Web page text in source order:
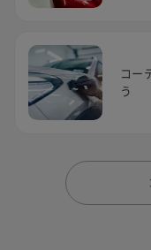
コー
う